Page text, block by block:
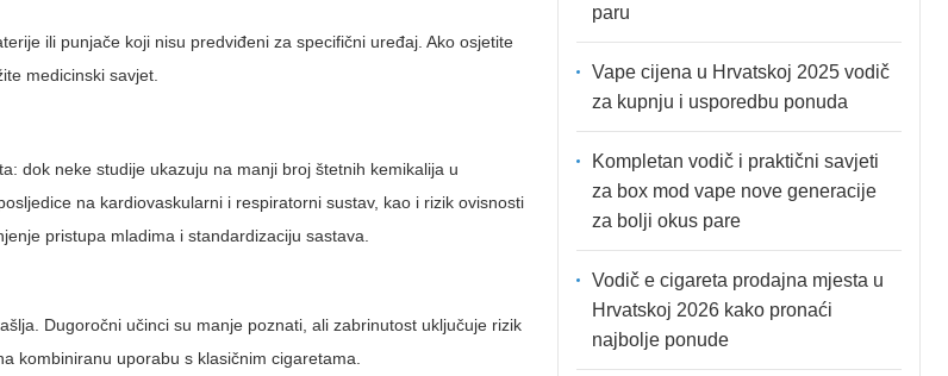
ili punjače koji nisu predviđeni za specifični uređaj. Ako osjetite
medicinski savjet.
dok neke studije ukazuju na manji broj štetnih kemikalija u
na kardiovaskularni i respiratorni sustav, kao i rizik ovisnosti
pristupa mladima i standardizaciju sastava.
Dugoročni učinci su manje poznati, ali zabrinutost uključuje rizik
kombiniranu uporabu s klasičnim cigaretama.
paru
Vape cijena u Hrvatskoj 2025 vodič
za kupnju i usporedbu ponuda
Kompletan vodič i praktični savjeti
za box mod vape nove generacije
za bolji okus pare
Vodič e cigareta prodajna mjesta u
Hrvatskoj 2026 kako pronaći
najbolje ponude